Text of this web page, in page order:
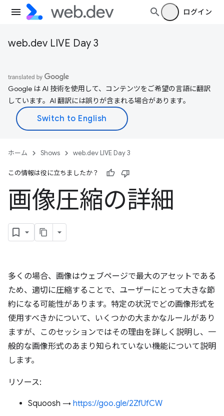
ログイン
web.dev LIVE Day 3
Google は AI 技術を使用して、コンテンツをご希望の言語に翻訳
しています。AI 翻訳には誤りが含まれる場合があります。
ホーム Shows web.dev LIVE Day 3
この情報は役に立ちましたか？
画像圧縮の詳細
多くの場合、画像はウェブページで最大のアセットである
ため、適切に圧縮することで、ユーザーにとって大きな節
約になる可能性があります。特定の状況でどの画像形式を
使用すべきかについて、いくつかの大まかなルールがあり
ますが、このセッションではその理由を詳しく説明し、一
般的な画像形式のあまり知られていない機能について説明
します。
リソース:
Squoosh → https://goo.gle/2ZfUfCW